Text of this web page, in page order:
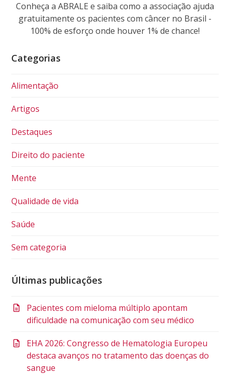
Conheça a ABRALE e saiba como a associação ajuda
gratuitamente os pacientes com câncer no Brasil -
100% de esforço onde houver 1% de chance!
Categorias
Alimentação
Artigos
Destaques
Direito do paciente
Mente
Qualidade de vida
Saúde
Sem categoria
Últimas publicações
Pacientes com mieloma múltiplo apontam
dificuldade na comunicação com seu médico
EHA 2026: Congresso de Hematologia Europeu
destaca avanços no tratamento das doenças do
sangue